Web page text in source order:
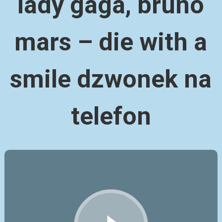
mars – die with a
smile dzwonek na
telefon